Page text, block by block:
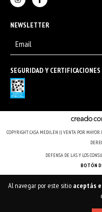
Al navegar por este sitio aceptás
NEWSLETTER
SEGURIDAD Y CERTIFICACIONES
COPYRIGHT CASA MEDILEN || VENTA POR
DEFENSA DE LAS Y LOS
BOTÓN